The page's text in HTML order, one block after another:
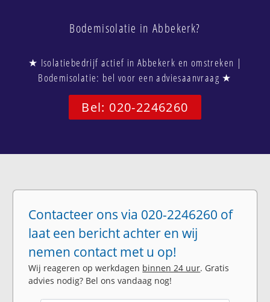
Bodemisolatie in Abbekerk?
★ Isolatiebedrijf actief in Abbekerk en omstreken |
Bodemisolatie: bel voor een adviesaanvraag ★
Bel: 020-2246260
Contacteer ons via 020-2246260 of
laat een bericht achter en wij
nemen contact met u op!
Wij reageren op werkdagen binnen 24 uur. Gratis
advies nodig? Bel ons vandaag nog!